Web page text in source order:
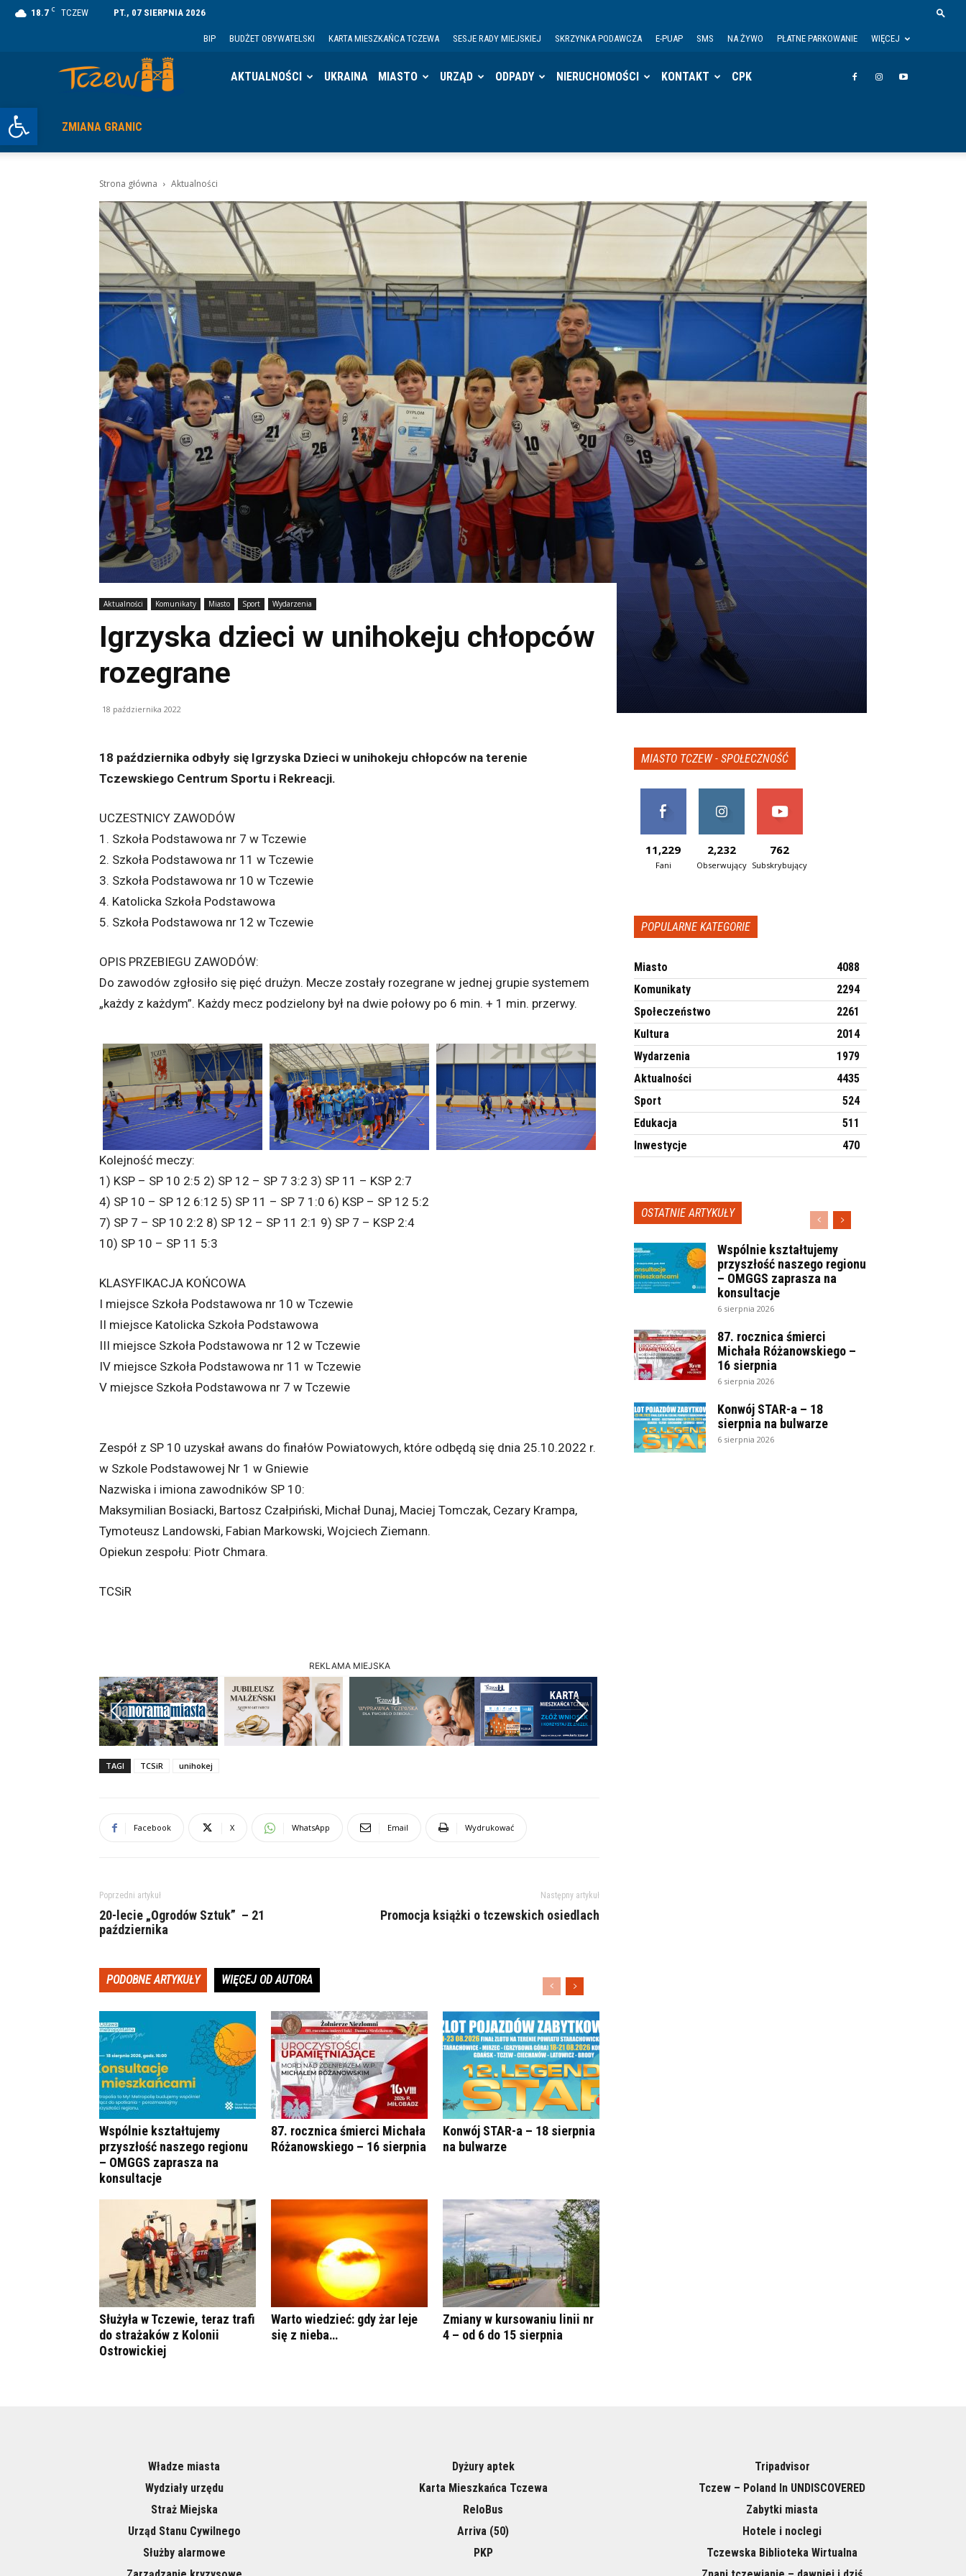
Otwórz pasek narzędzi
18.7 C TCZEW PT., 07 SIERPNIA 2026
BIP BUDŻET OBYWATELSKI KARTA MIESZKAŃCA TCZEWA SESJE RADY MIEJSKIEJ SKRZYNKA PODAWCZA E-PUAP SMS NA ŻYWO PŁATNE PARKOWANIE WIĘCEJ
AKTUALNOŚCI UKRAINA MIASTO URZĄD ODPADY NIERUCHOMOŚCI KONTAKT CPK
ZMIANA GRANIC
Strona główna Aktualności
Aktualności Komunikaty Miasto Sport Wydarzenia
Igrzyska dzieci w unihokeju chłopców
rozegrane
18 października 2022
18 października odbyły się Igrzyska Dzieci w unihokeju chłopców na terenie
Tczewskiego Centrum Sportu i Rekreacji.
UCZESTNICY ZAWODÓW
1. Szkoła Podstawowa nr 7 w Tczewie
2. Szkoła Podstawowa nr 11 w Tczewie
3. Szkoła Podstawowa nr 10 w Tczewie
4. Katolicka Szkoła Podstawowa
5. Szkoła Podstawowa nr 12 w Tczewie
OPIS PRZEBIEGU ZAWODÓW:
Do zawodów zgłosiło się pięć drużyn. Mecze zostały rozegrane w jednej grupie systemem
„każdy z każdym”. Każdy mecz podzielony był na dwie połowy po 6 min. + 1 min. przerwy.
Kolejność meczy:
1) KSP – SP 10 2:5 2) SP 12 – SP 7 3:2 3) SP 11 – KSP 2:7
4) SP 10 – SP 12 6:12 5) SP 11 – SP 7 1:0 6) KSP – SP 12 5:2
7) SP 7 – SP 10 2:2 8) SP 12 – SP 11 2:1 9) SP 7 – KSP 2:4
10) SP 10 – SP 11 5:3
KLASYFIKACJA KOŃCOWA
I miejsce Szkoła Podstawowa nr 10 w Tczewie
II miejsce Katolicka Szkoła Podstawowa
III miejsce Szkoła Podstawowa nr 12 w Tczewie
IV miejsce Szkoła Podstawowa nr 11 w Tczewie
V miejsce Szkoła Podstawowa nr 7 w Tczewie
Zespół z SP 10 uzyskał awans do finałów Powiatowych, które odbędą się dnia 25.10.2022 r.
w Szkole Podstawowej Nr 1 w Gniewie
Nazwiska i imiona zawodników SP 10:
Maksymilian Bosiacki, Bartosz Czałpiński, Michał Dunaj, Maciej Tomczak, Cezary Krampa,
Tymoteusz Landowski, Fabian Markowski, Wojciech Ziemann.
Opiekun zespołu: Piotr Chmara.
TCSiR
REKLAMA MIEJSKA
Previous Next
TAGI TCSiR unihokej
Facebook X WhatsApp Email Wydrukować
Poprzedni artykuł
20-lecie „Ogrodów Sztuk” – 21
października
Następny artykuł
Promocja książki o tczewskich osiedlach
PODOBNE ARTYKUŁY WIĘCEJ OD AUTORA
Wspólnie kształtujemy
przyszłość naszego regionu
– OMGGS zaprasza na
konsultacje
87. rocznica śmierci Michała
Różanowskiego – 16 sierpnia
Konwój STAR-a – 18 sierpnia
na bulwarze
Służyła w Tczewie, teraz trafi
do strażaków z Kolonii
Ostrowickiej
Warto wiedzieć: gdy żar leje
się z nieba…
Zmiany w kursowaniu linii nr
4 – od 6 do 15 sierpnia
MIASTO TCZEW - SPOŁECZNOŚĆ
11,229
Fani
2,232
Obserwujący
762
Subskrybujący
POPULARNE KATEGORIE
Miasto
4088
Komunikaty
2294
Społeczeństwo
2261
Kultura
2014
Wydarzenia
1979
Aktualności
4435
Sport
524
Edukacja
511
Inwestycje
470
OSTATNIE ARTYKUŁY
Wspólnie kształtujemy
przyszłość naszego regionu
– OMGGS zaprasza na
konsultacje
6 sierpnia 2026
87. rocznica śmierci
Michała Różanowskiego –
16 sierpnia
6 sierpnia 2026
Konwój STAR-a – 18
sierpnia na bulwarze
6 sierpnia 2026
Władze miasta
Wydziały urzędu
Straż Miejska
Urząd Stanu Cywilnego
Służby alarmowe
Dyżury aptek
Karta Mieszkańca Tczewa
ReloBus
Arriva (50)
PKP
Tripadvisor
Tczew – Poland In UNDISCOVERED
Zabytki miasta
Hotele i noclegi
Tczewska Biblioteka Wirtualna